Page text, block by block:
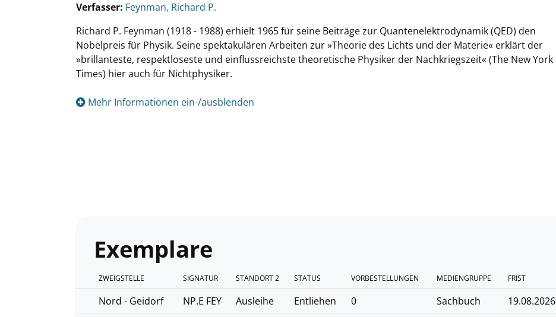
Verfasser: Suche nach diesem Verfasser
Feynman, Richard P.
Richard P. Feynman (1918 - 1988) erhielt 1965 für seine Beiträge zur Quantenelektrodynamik (QED) den
Nobelpreis für Physik. Seine spektakulären Arbeiten zur »Theorie des Lichts und der Materie« erklärt der
»brillanteste, respektloseste und einflussreichste theoretische Physiker der Nachkriegszeit« (The New York
Times) hier auch für Nichtphysiker.
Mehr Informationen ein-/ausblenden
Exemplare
ZWEIGSTELLE SIGNATUR STANDORT 2 STATUS VORBESTELLUNGEN MEDIENGRUPPE FRIST
Nord - Geidorf NP.E FEY Ausleihe Entliehen 0 Sachbuch 19.08.2026